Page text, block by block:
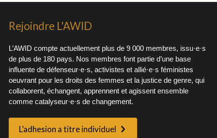
Rejoindre L'AWID
L’AWID compte actuellement plus de 9 000 membres, issu·e·s
de plus de 180 pays. Nos membres font partie d’une base
influente de défenseur·e·s, activistes et allié·e·s féministes
oeuvrant pour les droits des femmes et la justice de genre, qui
collaborent, échangent, apprennent et agissent ensemble
comme catalyseur·e·s de changement.
L’adhesion a titre individuel